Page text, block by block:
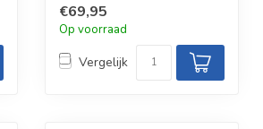
met sneldrog...
€69,95
Op voorraad
Vergelijk